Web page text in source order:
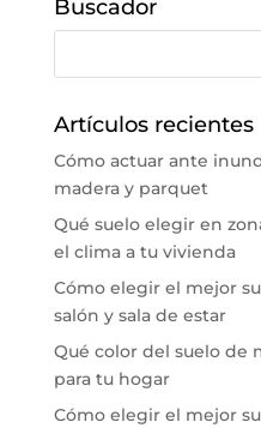
Buscador
Artículos recientes
Cómo actuar ante
madera y parquet
Qué suelo elegir en
el clima a tu vivienda
Cómo elegir el mejor
salón y sala de estar
Qué color del suelo de
para tu hogar
Cómo elegir el mejor